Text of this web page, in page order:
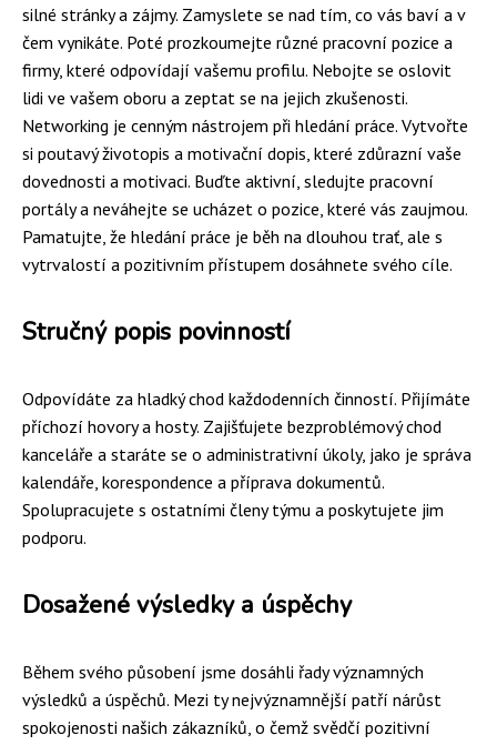
silné stránky a zájmy. Zamyslete se nad tím, co vás baví a v
čem vynikáte. Poté prozkoumejte různé pracovní pozice a
firmy, které odpovídají vašemu profilu. Nebojte se oslovit
lidi ve vašem oboru a zeptat se na jejich zkušenosti.
Networking je cenným nástrojem při hledání práce. Vytvořte
si poutavý životopis a motivační dopis, které zdůrazní vaše
dovednosti a motivaci. Buďte aktivní, sledujte pracovní
portály a neváhejte se ucházet o pozice, které vás zaujmou.
Pamatujte, že hledání práce je běh na dlouhou trať, ale s
vytrvalostí a pozitivním přístupem dosáhnete svého cíle.
Stručný popis povinností
Odpovídáte za hladký chod každodenních činností. Přijímáte
příchozí hovory a hosty. Zajišťujete bezproblémový chod
kanceláře a staráte se o administrativní úkoly, jako je správa
kalendáře, korespondence a příprava dokumentů.
Spolupracujete s ostatními členy týmu a poskytujete jim
podporu.
Dosažené výsledky a úspěchy
Během svého působení jsme dosáhli řady významných
výsledků a úspěchů. Mezi ty nejvýznamnější patří nárůst
spokojenosti našich zákazníků, o čemž svědčí pozitivní